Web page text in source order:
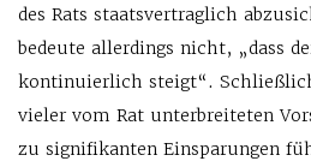
des Rats staatsvertraglich
bedeute allerdings nicht, „dass
kontinuierlich steigt“.
vieler vom Rat unterbreiteten
zu signifikanten Einsparungen